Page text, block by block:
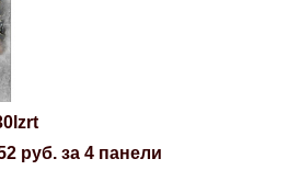
руб. за 4 панели